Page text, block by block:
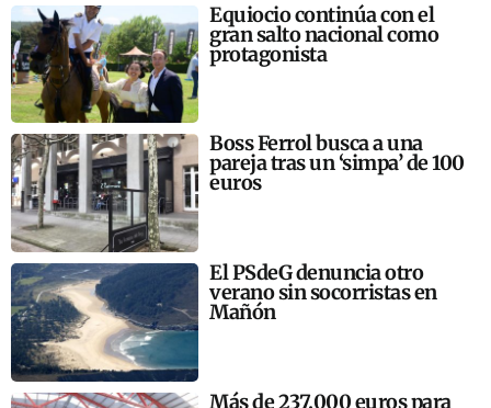
Equiocio continúa con el
gran salto nacional como
protagonista
Boss Ferrol busca a una
pareja tras un ‘simpa’ de 100
euros
El PSdeG denuncia otro
verano sin socorristas en
Mañón
Más de 237.000 euros para